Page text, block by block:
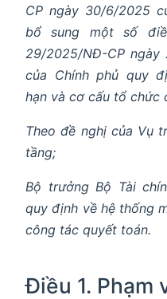
CP ngày 30/6/2025
bổ sung một số
29/2025/NĐ-CP
của Chính phủ quy
hạn và cơ cấu tổ chức
Theo đề nghị của Vụ
tầng;
Bộ trưởng Bộ Tài
quy định về hệ thống
công tác quyết toán.
Điều 1. Phạm